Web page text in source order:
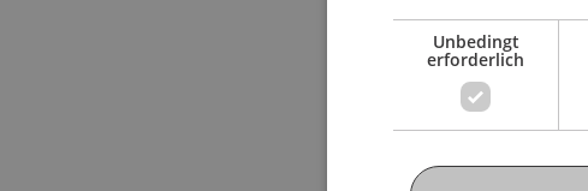
Unbedingt
erforderlich